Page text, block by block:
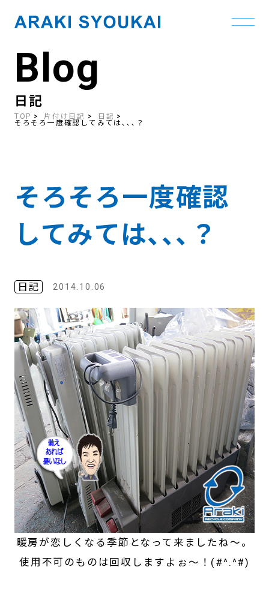
contentBlog
日記
TOP 片付け日記 日記
そろそろ一度確認してみては､､､？
そろそろ一度確認
してみては､､､？
日記 2014.10.06
暖房が恋しくなる季節となって来ましたね～。
使用不可のものは回収しますよぉ～！(#^.^#)